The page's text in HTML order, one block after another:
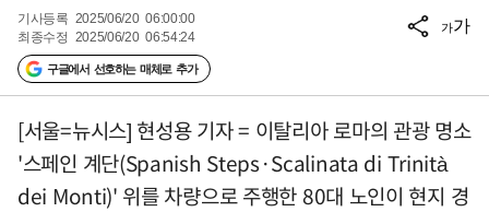
기사등록 2025/06/20 06:00:00
최종수정 2025/06/20 06:54:24
구글에서 선호하는 매체로 추가
가가
[서울=뉴시스] 현성용 기자 = 이탈리아 로마의 관광 명소
'스페인 계단(Spanish Steps·Scalinata di Trinità
dei Monti)' 위를 차량으로 주행한 80대 노인이 현지 경